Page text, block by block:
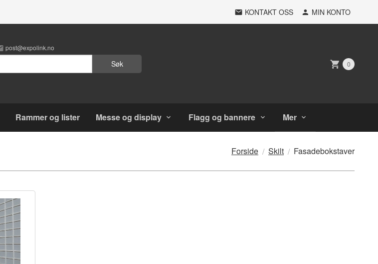
KONTAKT OSS MIN KONTO
post@expolink.no
Søk 0
Rammer og lister Messe og display Flagg og bannere Mer
Forside Skilt Fasadebokstaver